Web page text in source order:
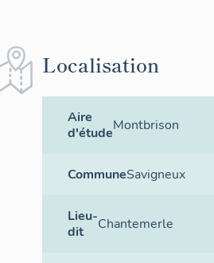
Localisation
Aire
d'étudeMontbrison
CommuneSavigneux
Lieu-
dit
Chantemerle